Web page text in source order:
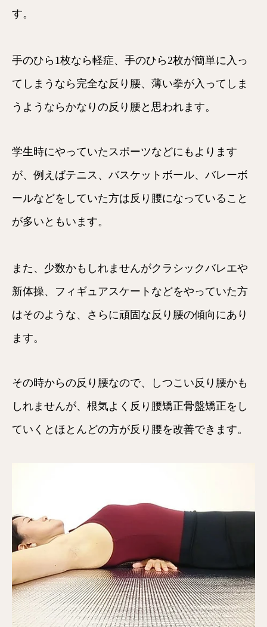
す。
手のひら1枚なら軽症、手のひら2枚が簡単に入っ
てしまうなら完全な反り腰、薄い拳が入ってしま
うようならかなりの反り腰と思われます。
学生時にやっていたスポーツなどにもよります
が、例えばテニス、バスケットボール、バレーボ
ールなどをしていた方は反り腰になっていること
が多いともいます。
また、少数かもしれませんがクラシックバレエや
新体操、フィギュアスケートなどをやっていた方
はそのような、さらに頑固な反り腰の傾向にあり
ます。
その時からの反り腰なので、しつこい反り腰かも
しれませんが、根気よく反り腰矯正骨盤矯正をし
ていくとほとんどの方が反り腰を改善できます。